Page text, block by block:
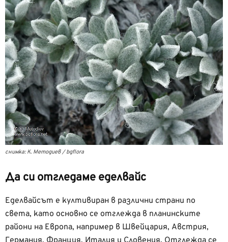
снимка: К. Методиев / bgflora
Да си отгледаме еделвайс
Еделвайсът е култивиран в различни страни по
света, като основно се отглежда в планинските
райони на Европа, например в Швейцария, Австрия,